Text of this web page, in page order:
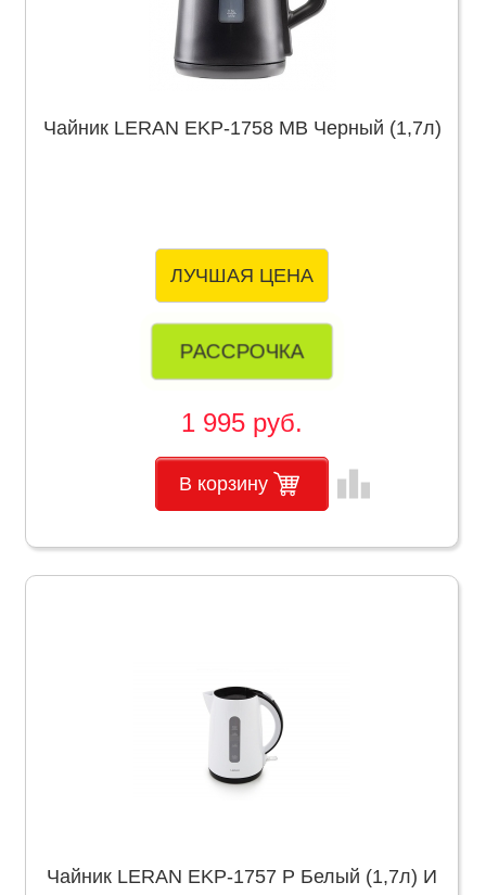
Чайник LERAN EKP-1758 MB Черный (1,7л)
ЛУЧШАЯ ЦЕНА
РАССРОЧКА
1 995 руб.
В корзину leaderboard
Чайник LERAN EKP-1757 P Белый (1,7л) И